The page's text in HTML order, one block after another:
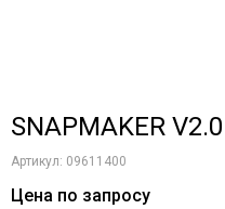
SNAPMAKER
Артикул: 09611400
Цена по запросу